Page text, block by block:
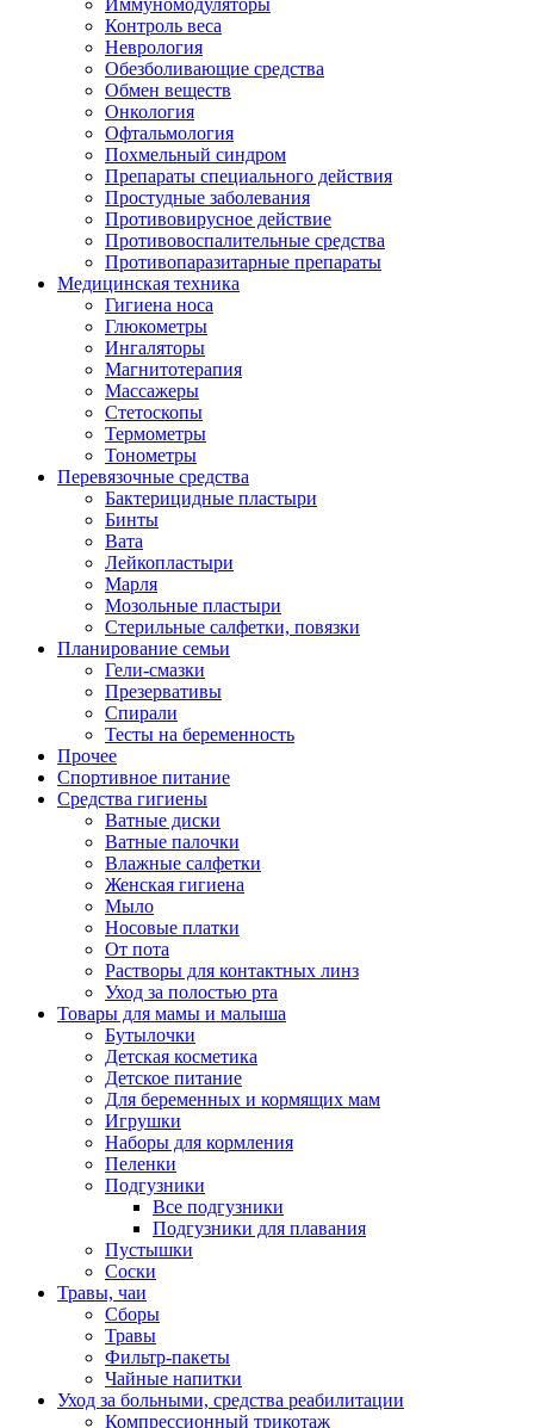
Иммуномодуляторы
Контроль веса
Неврология
Обезболивающие средства
Обмен веществ
Онкология
Офтальмология
Похмельный синдром
Препараты специального действия
Простудные заболевания
Противовирусное действие
Противовоспалительные средства
Противопаразитарные препараты
Медицинская техника
Гигиена носа
Глюкометры
Ингаляторы
Магнитотерапия
Массажеры
Стетоскопы
Термометры
Тонометры
Перевязочные средства
Бактерицидные пластыри
Бинты
Вата
Лейкопластыри
Марля
Мозольные пластыри
Стерильные салфетки, повязки
Планирование семьи
Гели-смазки
Презервативы
Спирали
Тесты на беременность
Прочее
Спортивное питание
Средства гигиены
Ватные диски
Ватные палочки
Влажные салфетки
Женская гигиена
Мыло
Носовые платки
От пота
Растворы для контактных линз
Уход за полостью рта
Товары для мамы и малыша
Бутылочки
Детская косметика
Детское питание
Для беременных и кормящих мам
Игрушки
Наборы для кормления
Пеленки
Подгузники
Все подгузники
Подгузники для плавания
Пустышки
Соски
Травы, чаи
Сборы
Травы
Фильтр-пакеты
Чайные напитки
Уход за больными, средства реабилитации
Компрессионный трикотаж